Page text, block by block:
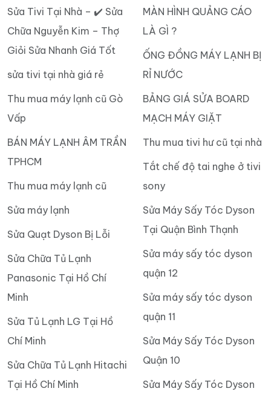
Sửa Tivi Tại Nhà – ✔️ Sửa
Chữa Nguyễn Kim – Thợ
Giỏi Sửa Nhanh Giá Tốt
sửa tivi tại nhà giá rẻ
Thu mua máy lạnh cũ Gò
Vấp
BÁN MÁY LẠNH ÂM TRẦN
TPHCM
Thu mua máy lạnh cũ
Sửa máy lạnh
Sửa Quạt Dyson Bị Lỗi
Sửa Chữa Tủ Lạnh
Panasonic Tại Hồ Chí
Minh
Sửa Tủ Lạnh LG Tại Hồ
Chí Minh
Sửa Chữa Tủ Lạnh Hitachi
Tại Hồ Chí Minh
MÀN HÌNH QUẢNG CÁO
LÀ GÌ ?
ỐNG ĐỒNG MÁY LẠNH BỊ
RỈ NƯỚC
BẢNG GIÁ SỬA BOARD
MẠCH MÁY GIẶT
Thu mua tivi hư cũ tại nhà
Tắt chế độ tai nghe ở tivi
sony
Sửa Máy Sấy Tóc Dyson
Tại Quận Bình Thạnh
Sửa máy sấy tóc dyson
quận 12
Sửa máy sấy tóc dyson
quận 11
Sửa Máy Sấy Tóc Dyson
Quận 10
Sửa Máy Sấy Tóc Dyson